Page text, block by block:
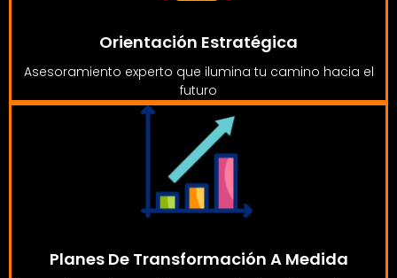
Orientación Estratégica
Asesoramiento experto que ilumina tu camino hacia el
futuro
Planes De Transformación A Medida